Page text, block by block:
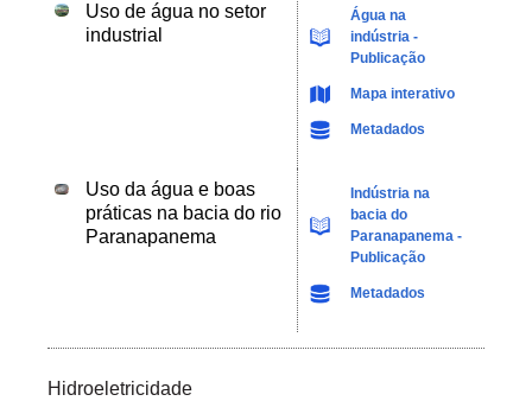
Uso de água no setor
industrial
Água na
indústria -
Publicação
Mapa interativo
Metadados
Uso da água e boas
práticas na bacia do rio
Paranapanema
Indústria na
bacia do
Paranapanema -
Publicação
Metadados
Hidroeletricidade